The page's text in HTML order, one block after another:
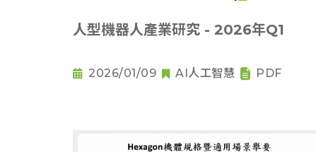
人型機器人產業研究 - 2026年Q1
2026/01/09 AI人工智慧 PDF